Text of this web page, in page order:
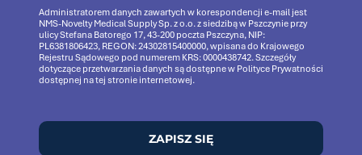
Administratorem danych zawartych w korespondencji e-mail jest
NMS-Novelty Medical Supply Sp. z o.o. z siedzibą w Pszczynie przy
ulicy Stefana Batorego 17, 43-200 poczta Pszczyna, NIP:
PL6381806423, REGON: 24302815400000, wpisana do Krajowego
Rejestru Sądowego pod numerem KRS: 0000438742. Szczegóły
dotyczące przetwarzania danych są dostępne w Polityce Prywatności
dostępnej na tej stronie internetowej.
ZAPISZ SIĘ